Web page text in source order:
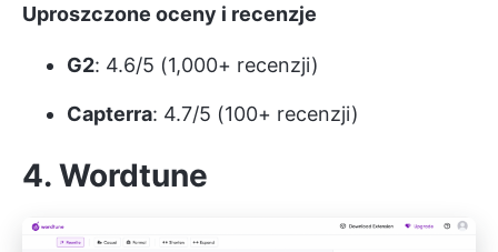
Uproszczone oceny i recenzje
G2: 4.6/5 (1,000+ recenzji)
Capterra: 4.7/5 (100+ recenzji)
4. Wordtune